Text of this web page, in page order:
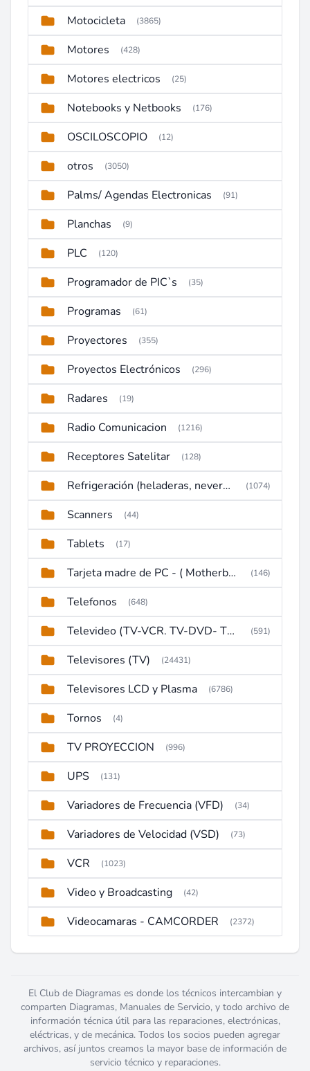
Motocicleta (3865)
Motores (428)
Motores electricos (25)
Notebooks y Netbooks (176)
OSCILOSCOPIO (12)
otros (3050)
Palms/ Agendas Electronicas (91)
Planchas (9)
PLC (120)
Programador de PIC`s (35)
Programas (61)
Proyectores (355)
Proyectos Electrónicos (296)
Radares (19)
Radio Comunicacion (1216)
Receptores Satelitar (128)
Refrigeración (heladeras, neveras, congeladores) (1074)
Scanners (44)
Tablets (17)
Tarjeta madre de PC - ( Motherboard ) (146)
Telefonos (648)
Televideo (TV-VCR. TV-DVD- TV-DVD-VCR) (591)
Televisores (TV) (24431)
Televisores LCD y Plasma (6786)
Tornos (4)
TV PROYECCION (996)
UPS (131)
Variadores de Frecuencia (VFD) (34)
Variadores de Velocidad (VSD) (73)
VCR (1023)
Video y Broadcasting (42)
Videocamaras - CAMCORDER (2372)
El Club de Diagramas es donde los técnicos intercambian y
comparten Diagramas, Manuales de Servicio, y todo archivo de
información técnica útil para las reparaciones, electrónicas,
eléctricas, y de mecánica. Todos los socios pueden agregar
archivos, así juntos creamos la mayor base de información de
servicio técnico y reparaciones.